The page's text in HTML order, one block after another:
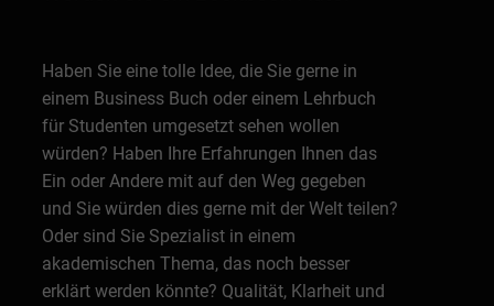
Haben Sie eine tolle Idee, die Sie gerne in
einem Business Buch oder einem Lehrbuch
für Studenten umgesetzt sehen wollen
würden? Haben Ihre Erfahrungen Ihnen das
Ein oder Andere mit auf den Weg gegeben
und Sie würden dies gerne mit der Welt teilen?
Oder sind Sie Spezialist in einem
akademischen Thema, das noch besser
erklärt werden könnte? Qualität, Klarheit und